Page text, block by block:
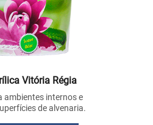
Vitória Régia
ambientes internos e
de alvenaria.